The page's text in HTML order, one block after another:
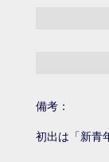
備考：
初出は「新青